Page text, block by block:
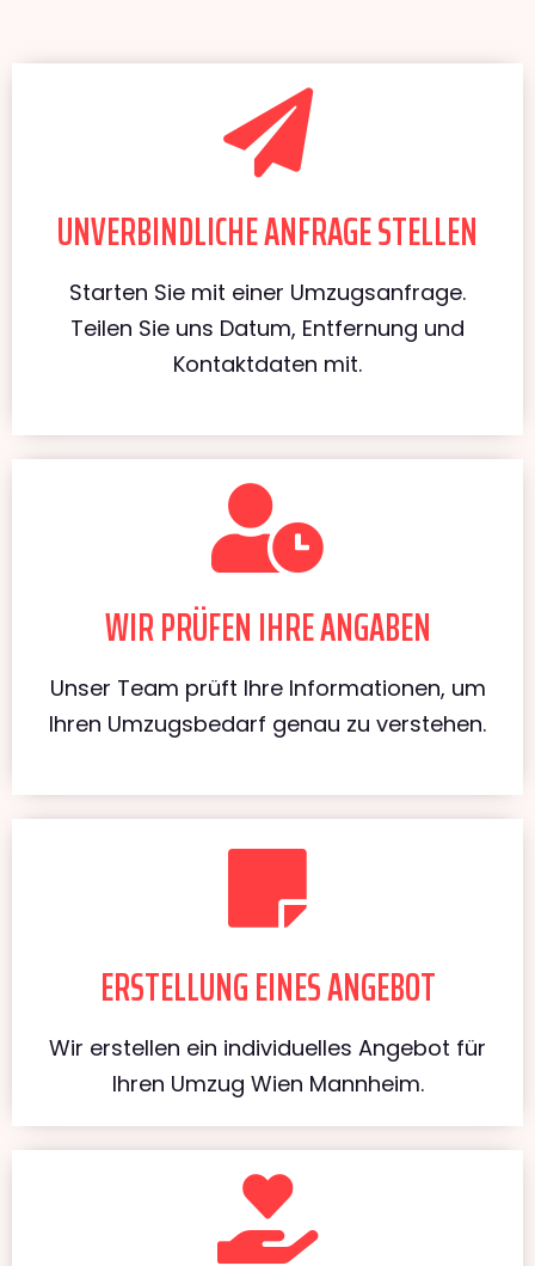
UNVERBINDLICHE ANFRAGE STELLEN
Starten Sie mit einer Umzugsanfrage.
Teilen Sie uns Datum, Entfernung und
Kontaktdaten mit.
WIR PRÜFEN IHRE ANGABEN
Unser Team prüft Ihre Informationen, um
Ihren Umzugsbedarf genau zu verstehen.
ERSTELLUNG EINES ANGEBOT
Wir erstellen ein individuelles Angebot für
Ihren Umzug Wien Mannheim.